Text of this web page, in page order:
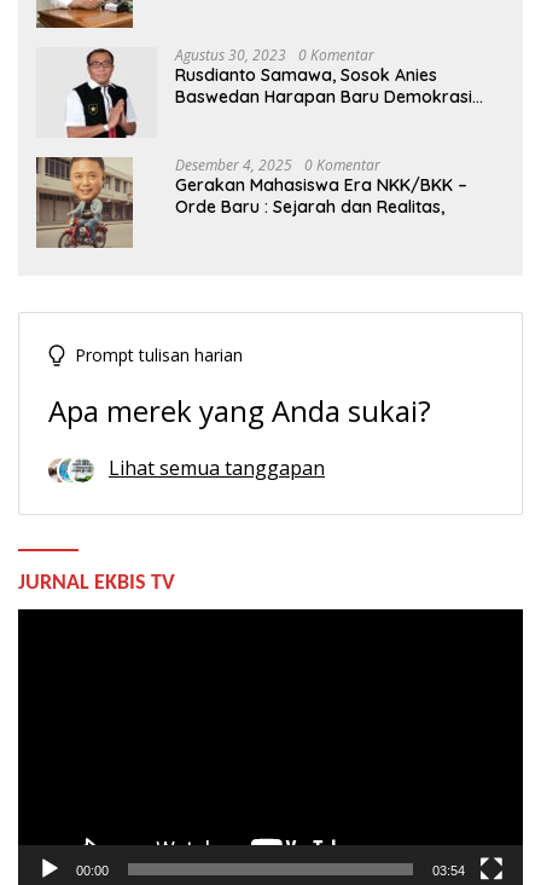
Agustus 30, 2023 0 Komentar
Rusdianto Samawa, Sosok Anies
Baswedan Harapan Baru Demokrasi
Desember 4, 2025 0 Komentar
Gerakan Mahasiswa Era NKK/BKK –
Orde Baru : Sejarah dan Realitas,
Prompt tulisan harian
Apa merek yang Anda sukai?
Lihat semua tanggapan
JURNAL EKBIS TV
00:00 03:54